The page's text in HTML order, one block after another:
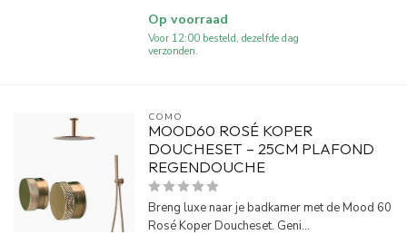
Op voorraad
Voor 12:00 besteld, dezelfde dag
verzonden.
COMO
MOOD60 ROSÉ KOPER
DOUCHESET – 25CM PLAFOND
REGENDOUCHE
Breng luxe naar je badkamer met de Mood 60
Rosé Koper Doucheset. Geni...